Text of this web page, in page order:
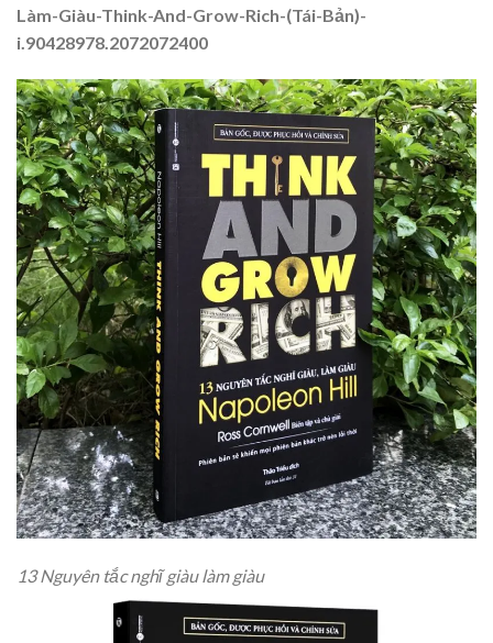
Làm-Giàu-Think-And-Grow-Rich-(Tái-Bản)-
i.90428978.2072072400
13 Nguyên tắc nghĩ giàu làm giàu